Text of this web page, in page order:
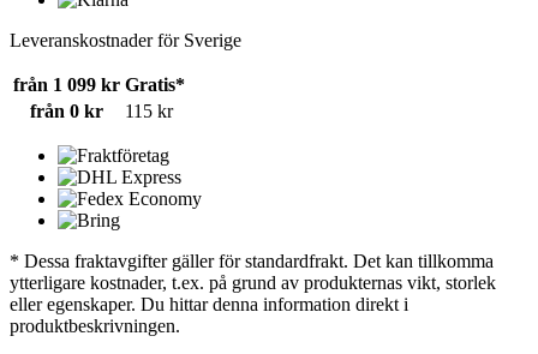
Leveranskostnader för Sverige
från 1 099 kr Gratis*
från 0 kr
115 kr
* Dessa fraktavgifter gäller för standardfrakt. Det kan tillkomma
ytterligare kostnader, t.ex. på grund av produkternas vikt, storlek
eller egenskaper. Du hittar denna information direkt i
produktbeskrivningen.